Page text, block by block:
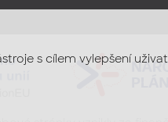
s cílem vylepšení